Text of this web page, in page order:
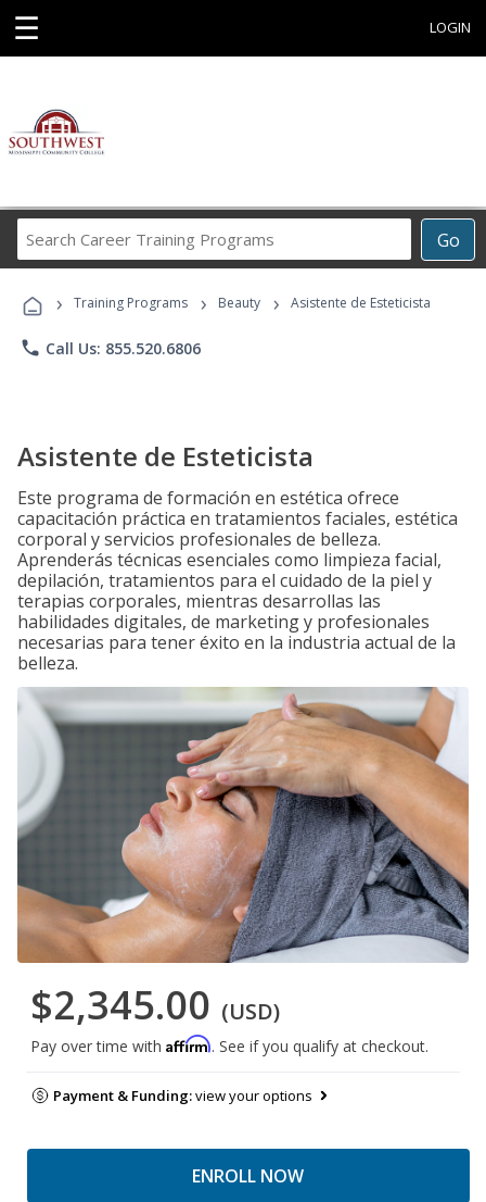
☰ LOGIN
Go
Career
Programs
› Training Programs › Beauty › Asistente de Esteticista
phone Call Us: 855.520.6806
Asistente de Esteticista
Este programa de formación en estética ofrece
capacitación práctica en tratamientos faciales, estética
corporal y servicios profesionales de belleza.
Aprenderás técnicas esenciales como limpieza facial,
depilación, tratamientos para el cuidado de la piel y
terapias corporales, mientras desarrollas las
habilidades digitales, de marketing y profesionales
necesarias para tener éxito en la industria actual de la
belleza.
$2,345.00 (USD)
Pay over time with Affirm. See if you qualify at checkout.
Payment & Funding:view your options
ENROLL NOW